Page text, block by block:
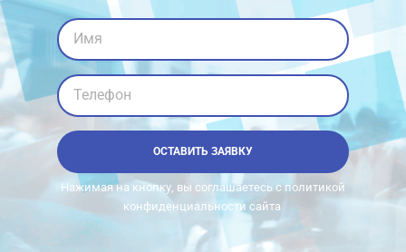
Имя
Телефон
ОСТАВИТЬ ЗАЯВКУ
Нажимая на кнопку, вы соглашаетесь с политикой
конфиденциальности сайта